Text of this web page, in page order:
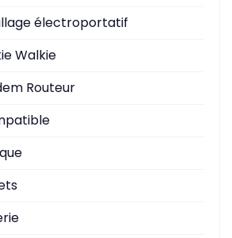
électroportatif
Walkie
Routeur